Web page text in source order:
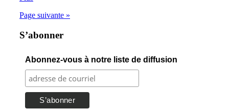
Page suivante »
S’abonner
Abonnez-vous à notre liste de diffusion